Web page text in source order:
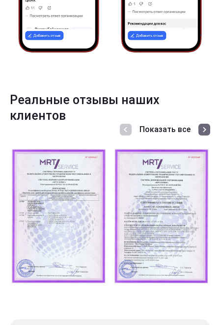
Реальные отзывы наших
клиентов
Показать все